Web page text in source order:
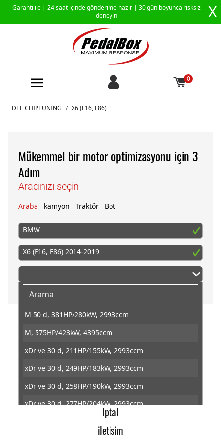
Garanti ile | 24 saat içinde gönderime hazır | 30 gün boyunca risksiz
deneyin
X
0
İçeriğe geç
DTE CHIPTUNING / X6 (F16, F86)
Mükemmel bir motor optimizasyonu için 3
Adım
Aracınızı seçin
Araba kamyon Traktör Bot
BMW
X6 (F16, F86) 2014-2019
M 50 d, 381HP/280kW, 2993ccm
M, 575HP/423kW, 4395ccm
xDrive 30 d, 211HP/155kW, 2993ccm
xDrive 30 d, 249HP/183kW, 2993ccm
xDrive 30 d, 258HP/190kW, 2993ccm
xDrive 30 d, 277HP/204kW, 2993ccm
PedalBox
Baska
Gazpedal tuning
Veri koruma
Iptal
iletisim